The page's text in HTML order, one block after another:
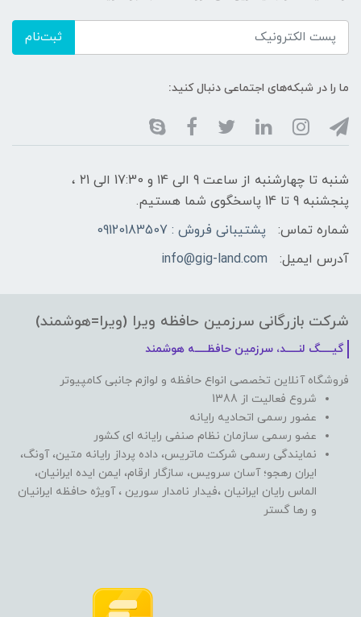
ثبت‌نام
ما را در شبکه‌های اجتماعی دنبال کنید:
شنبه تا چهارشنبه از ساعت 9 الی ۱4 و 17:30 الی ۲1 ،
پنجشنبه 9 تا 14 پاسخگوی شما هستیم.
شماره تماس:
پشتیبانی فروش : 09120183507
آدرس ایمیل:
info@gig-land.com
شرکت بازرگانی سرزمین حافظه ویرا (ویرا=هوشمند)
گیـــــگ لنـــــد، سرزمین حافظـــــه هوشمند
فروشگاه آنلاین تخصصی انواع حافظه و لوازم جانبی کامپیوتر
شروع فعالیت از 1388
عضور رسمی اتحادیه رایانه
عضو رسمی سازمان نظام صنفی رایانه ای کشور
نمایندگی رسمی شرکت ماتریس، داده پرداز رایانه متین، آونگ،
ایران رهجو؛ آسان سرویس، سازگار ارقام، ایمن ایده ایرانیان،
الماس رایان ایرانیان ،فیدار نامدار سورین ، آویژه حافظه ایرانیان
و رها گستر